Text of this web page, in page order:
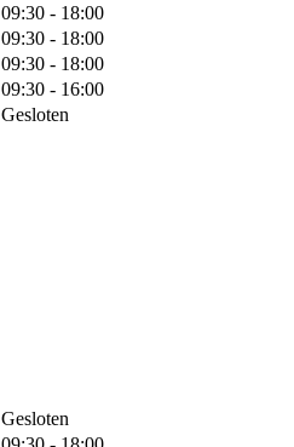
09:30 - 18:00
09:30 - 18:00
09:30 - 18:00
09:30 - 16:00
Gesloten
Gesloten